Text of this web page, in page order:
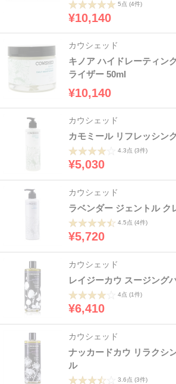
5点 (4件)
¥10,140
カウシェッド
キノア ハイドレーティン
ライザー 50ml
¥10,140
カウシェッド
カモミール リフレッシン
4.3点 (3件)
¥5,030
カウシェッド
ラベンダー ジェントル ク
4.5点 (4件)
¥5,720
カウシェッド
レイジーカウ スージング
4点 (1件)
¥6,410
カウシェッド
ナッカードカウ リラクシ
ル
3.6点 (3件)